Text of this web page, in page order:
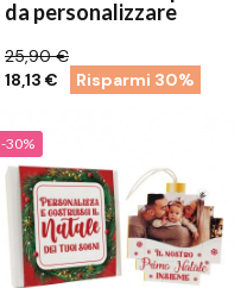
da personalizzare
25,90 €
18,13 €
Risparmi 30%
-30%